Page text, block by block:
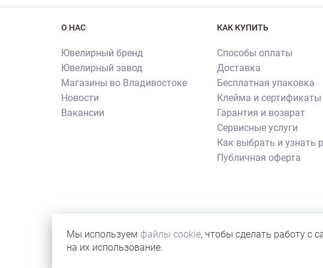
О НАС
Ювелирный бренд
Ювелирный завод
Магазины во Владивостоке
Новости
Вакансии
КАК КУПИТЬ
Способы оплаты
Доставка
Бесплатная упаковка
Клейма и сертификаты
Гарантия и возврат
Сервисные услуги
Как выбрать и узнать
Публичная оферта
их копирования и использования требуется письменное
иллюстрации новостей бренда или с учебной целью для
Мы используем файлы cookie, чтобы сделать работу с
на их использование.